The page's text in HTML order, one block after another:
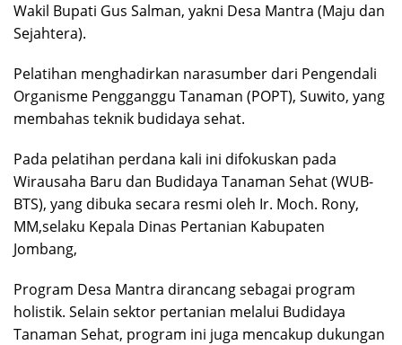
Wakil Bupati Gus Salman, yakni Desa Mantra (Maju dan
Sejahtera).
Pelatihan menghadirkan narasumber dari Pengendali
Organisme Pengganggu Tanaman (POPT), Suwito, yang
membahas teknik budidaya sehat.
Pada pelatihan perdana kali ini difokuskan pada
Wirausaha Baru dan Budidaya Tanaman Sehat (WUB-
BTS), yang dibuka secara resmi oleh Ir. Moch. Rony,
MM,selaku Kepala Dinas Pertanian Kabupaten
Jombang,
Program Desa Mantra dirancang sebagai program
holistik. Selain sektor pertanian melalui Budidaya
Tanaman Sehat, program ini juga mencakup dukungan